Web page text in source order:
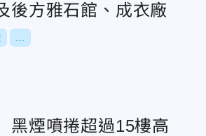
方雅石館、成衣廠
煙噴捲超過15樓高